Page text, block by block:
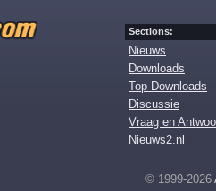
Sections:
Nieuws
Downloads
Top Downloads
Discussie
Vraag en
Nieuws2.nl
© 1999-2026